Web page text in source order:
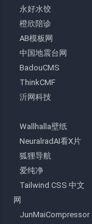
永好水饺
橙欣陪诊
AB模板网
中国地震台网
BadouCMS
ThinkCMF
沂网科技
Wallhalla壁纸
NeuralradAI看X片
狐狸导航
爱纯净
Tailwind CSS 中文
网
JunMaiCompressor